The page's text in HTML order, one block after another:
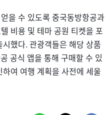
을 수 있도록 중국동방항공과
비용 및 테마 공원 티켓을 포
했다. 관광객들은 해당 상품
공식 앱을 통해 구매할 수 있
여 여행 계획을 사전에 세울